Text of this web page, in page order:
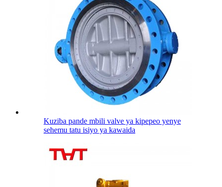
Kuziba pande mbili valve ya kipepeo yenye
sehemu tatu isiyo ya kawaida